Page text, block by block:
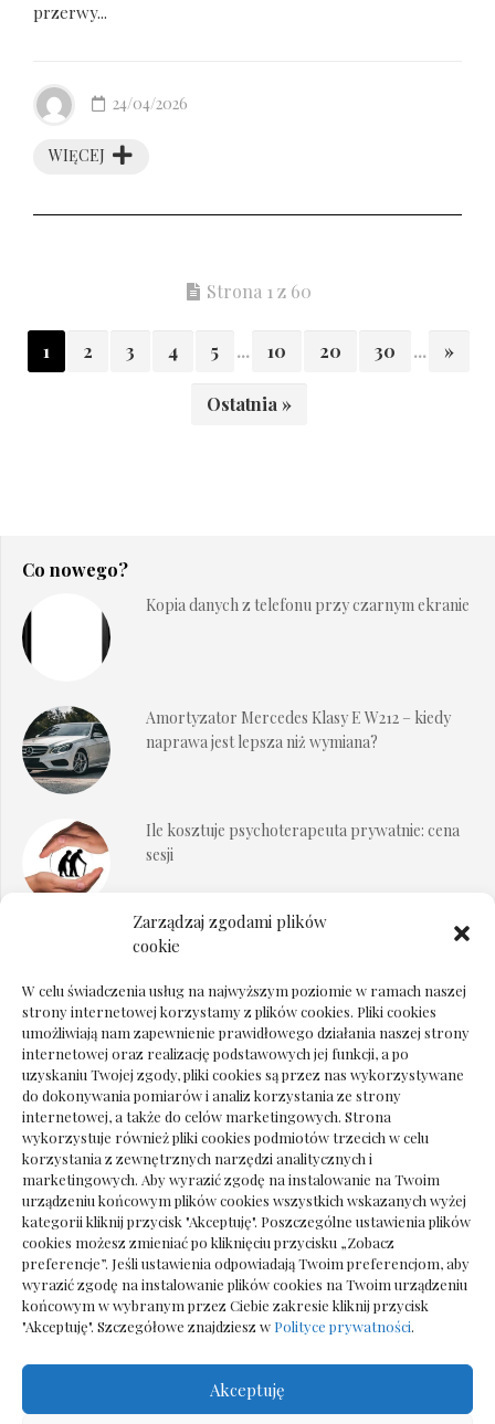
Zarządzaj zgodami plików
cookie
W celu świadczenia usług na najwyższym poziomie w ramach naszej
strony internetowej korzystamy z plików cookies. Pliki cookies
umożliwiają nam zapewnienie prawidłowego działania naszej strony
internetowej oraz realizację podstawowych jej funkcji, a po
uzyskaniu Twojej zgody, pliki cookies są przez nas wykorzystywane
do dokonywania pomiarów i analiz korzystania ze strony
internetowej, a także do celów marketingowych. Strona
wykorzystuje również pliki cookies podmiotów trzecich w celu
korzystania z zewnętrznych narzędzi analitycznych i
marketingowych. Aby wyrazić zgodę na instalowanie na Twoim
urządzeniu końcowym plików cookies wszystkich wskazanych wyżej
kategorii kliknij przycisk "Akceptuję". Poszczególne ustawienia plików
cookies możesz zmieniać po kliknięciu przycisku „Zobacz
preferencje”. Jeśli ustawienia odpowiadają Twoim preferencjom, aby
wyrazić zgodę na instalowanie plików cookies na Twoim urządzeniu
końcowym w wybranym przez Ciebie zakresie kliknij przycisk
"Akceptuję". Szczegółowe znajdziesz w Polityce prywatności.
Akceptuję
przerwy...
WIĘCEJ
24/04/2026
Strona 1 z 60
1 2 3 4 5 ... 10 20 30 ... »
Ostatnia »
Co nowego?
Kopia danych z telefonu przy czarnym ekranie
Amortyzator Mercedes Klasy E W212 – kiedy
naprawa jest lepsza niż wymiana?
Ile kosztuje psychoterapeuta prywatnie: cena
sesji
Dokumenty do odbioru przy zmianie biura
Deska podłogowa do salonu: jak wybrać bez
pośpiechu